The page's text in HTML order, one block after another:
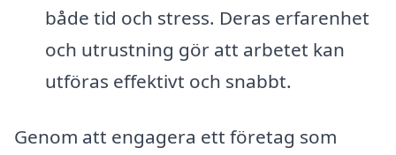
både tid och stress. Deras erfarenhet
och utrustning gör att arbetet kan
utföras effektivt och snabbt.
Genom att engagera ett företag som